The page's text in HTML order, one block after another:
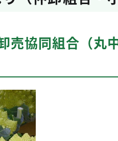
売協同組合（丸